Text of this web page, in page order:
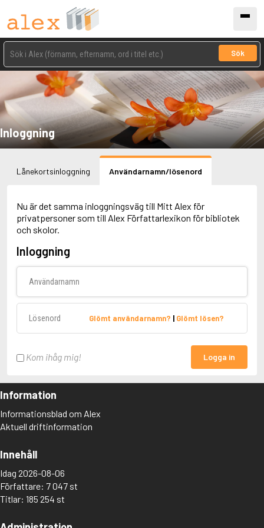
Sök
Inloggning
Lånekortsinloggning Användarnamn/lösenord
Nu är det samma inloggningsväg till Mitt Alex för
privatpersoner som till Alex Författarlexikon för bibliotek
och skolor.
Inloggning
Glömt användarnamn? | Glömt lösen?
Kom ihåg mig! Logga in
Information
Informationsblad om Alex
Aktuell driftinformation
Innehåll
Idag 2026-08-06
Författare: 7 047 st
Titlar: 185 254 st